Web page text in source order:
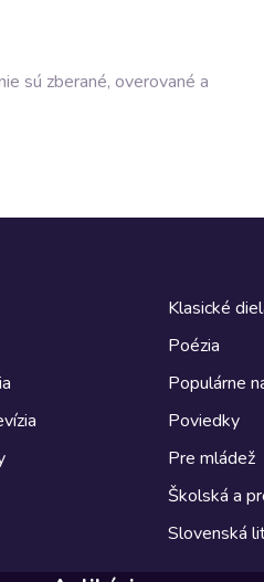
sú zberané, overované a
Klasické
Poézia
Populárne
Poviedky
Pre mládež
Školská a
Slovenská